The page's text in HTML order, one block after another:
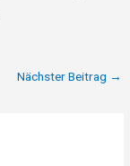
Nächster Beitrag →